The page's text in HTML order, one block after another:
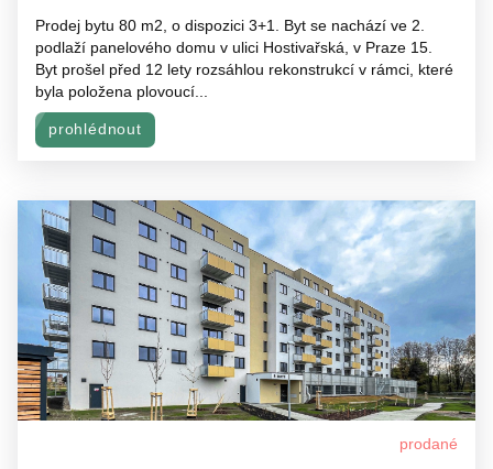
Prodej bytu 80 m2, o dispozici 3+1. Byt se nachází ve 2.
podlaží panelového domu v ulici Hostivařská, v Praze 15.
Byt prošel před 12 lety rozsáhlou rekonstrukcí v rámci, které
byla položena plovoucí...
prohlédnout
prodané